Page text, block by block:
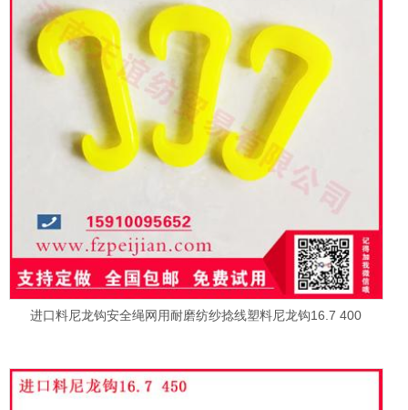
进口料尼龙钩安全绳网用耐磨纺纱捻线塑料尼龙钩16.7 400